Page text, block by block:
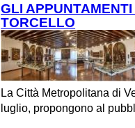
GLI
TORCELLO
La Città Metropolitana di
luglio, propongono al